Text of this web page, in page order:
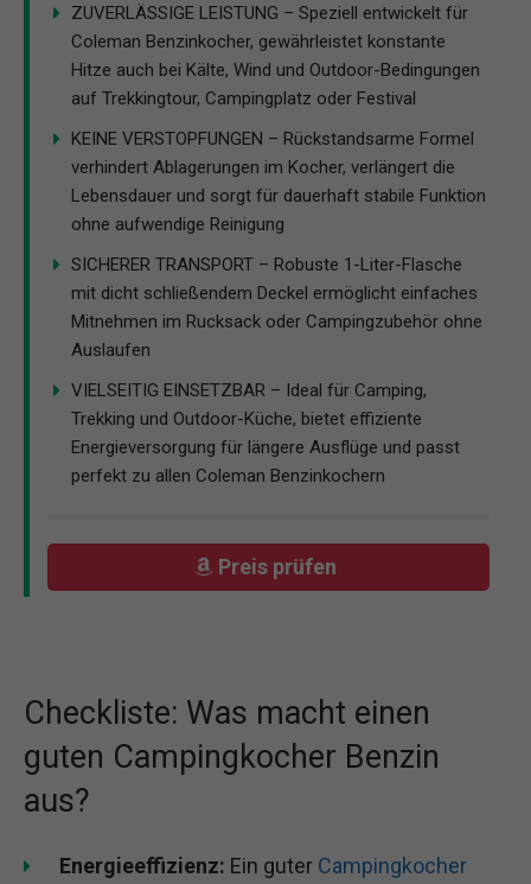
ZUVERLÄSSIGE LEISTUNG – Speziell entwickelt für
Coleman Benzinkocher, gewährleistet konstante
Hitze auch bei Kälte, Wind und Outdoor-Bedingungen
auf Trekkingtour, Campingplatz oder Festival
KEINE VERSTOPFUNGEN – Rückstandsarme Formel
verhindert Ablagerungen im Kocher, verlängert die
Lebensdauer und sorgt für dauerhaft stabile Funktion
ohne aufwendige Reinigung
SICHERER TRANSPORT – Robuste 1-Liter-Flasche
mit dicht schließendem Deckel ermöglicht einfaches
Mitnehmen im Rucksack oder Campingzubehör ohne
Auslaufen
VIELSEITIG EINSETZBAR – Ideal für Camping,
Trekking und Outdoor-Küche, bietet effiziente
Energieversorgung für längere Ausflüge und passt
perfekt zu allen Coleman Benzinkochern
Preis prüfen
Checkliste: Was macht einen
guten Campingkocher Benzin
aus?
Energieeffizienz: Ein guter Campingkocher